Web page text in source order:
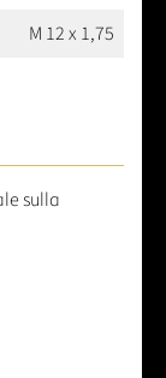
M 12 x 1,75
sulla